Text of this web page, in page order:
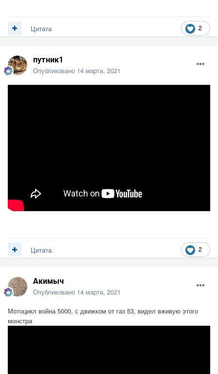
2
Цитата
путник1
Опубликовано 14 марта, 2021
2
Цитата
Акимыч
Опубликовано 14 марта, 2021
Мотоцикл война 5000, с движком от газ 53, видел вживую этого
монстра